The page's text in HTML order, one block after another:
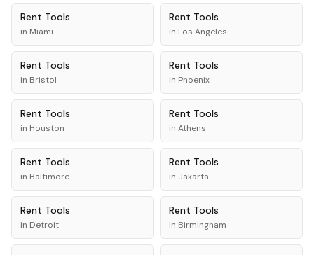
Rent Tools
in Miami
Rent Tools
in Los Angeles
Rent Tools
in Bristol
Rent Tools
in Phoenix
Rent Tools
in Houston
Rent Tools
in Athens
Rent Tools
in Baltimore
Rent Tools
in Jakarta
Rent Tools
in Detroit
Rent Tools
in Birmingham